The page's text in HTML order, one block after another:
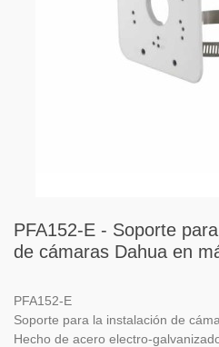
PFA152-E - Soporte
de cámaras Dahua en
PFA152-E
Soporte para la instalación de
Hecho de acero electro-